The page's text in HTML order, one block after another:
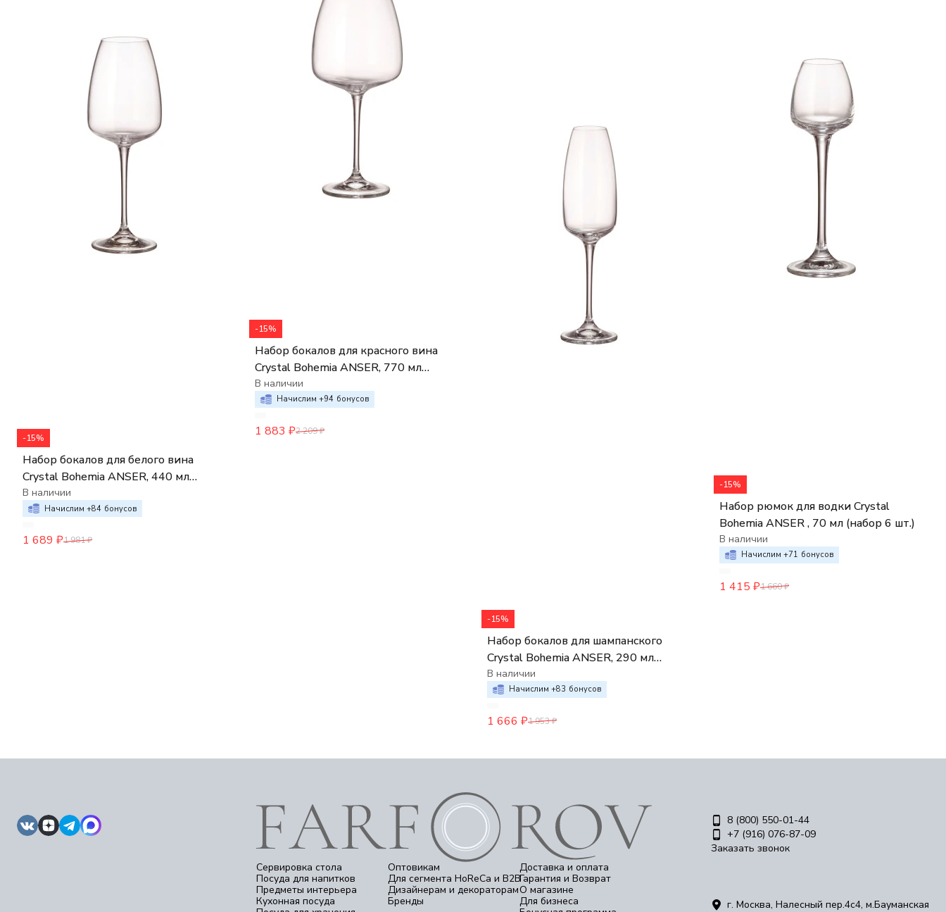
-15%
Набор бокалов для белого вина
Crystal Bohemia ANSER, 440 мл
(набор 6 шт.)
В наличии
Начислим +84 бонусов
1 689 ₽1 981₽
-15%
Набор бокалов для красного вина
Crystal Bohemia ANSER, 770 мл
(набор 6 шт.)
В наличии
Начислим +94 бонусов
1 883 ₽2 209₽
-15%
Набор бокалов для шампанского
Crystal Bohemia ANSER, 290 мл
(набор 6 шт.)
В наличии
Начислим +83 бонусов
1 666 ₽1 953₽
-15%
Набор рюмок для водки Crystal
Bohemia ANSER , 70 мл (набор 6 шт.)
В наличии
Начислим +71 бонусов
1 415 ₽1 660₽
Сервировка стола
Посуда для напитков
Предметы интерьера
Кухонная посуда
Оптовикам
Для сегмента HoReCa и B2B
Дизайнерам и декораторам
Бренды
Доставка и оплата
Гарантия и Возврат
О магазине
Для бизнеса
8 (800) 550-01-44
+7 (916) 076-87-09
Заказать звонок
г. Москва, Налесный пер.4c4, м.Бауманская